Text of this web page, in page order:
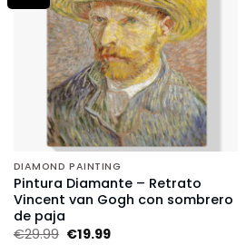
DIAMOND PAINTING
Pintura Diamante – Retrato
Vincent van Gogh con sombrero
de paja
€29.99 €19.99